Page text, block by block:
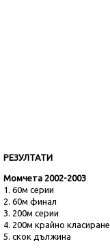
РЕЗУЛТАТИ
Момчета 2002-2003
1. 60м серии
2. 60м финал
3. 200м серии
4. 200м крайно класиране
5. скок дължина